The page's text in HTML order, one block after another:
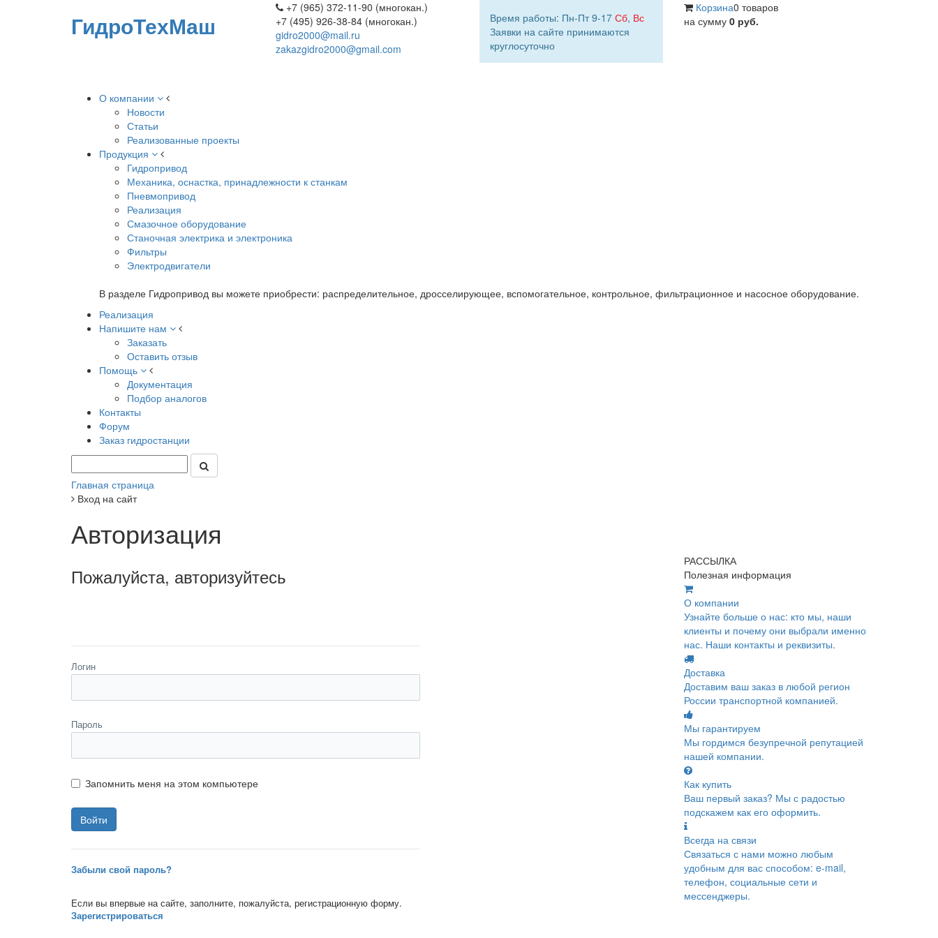
ГидроТехМаш
+7 (965) 372-11-90 (многокан.)
+7 (495) 926-38-84 (многокан.)
gidro2000@mail.ru
zakazgidro2000@gmail.com
Время работы: Пн-Пт 9-17 Сб, Вс
Заявки на сайте принимаются
круглосуточно
Корзина0 товаров
на сумму 0 руб.
О компании
Новости
Статьи
Реализованные проекты
Продукция
Гидропривод
Механика, оснастка, принадлежности к станкам
Пневмопривод
Реализация
Смазочное оборудование
Станочная электрика и электроника
Фильтры
Электродвигатели
В разделе Гидропривод вы можете приобрести: распределительное, дросселирующее, вспомогательное, контрольное, фильтрационное и насосное оборудование.
Реализация
Напишите нам
Заказать
Оставить отзыв
Помощь
Документация
Подбор аналогов
Контакты
Форум
Заказ гидростанции
Главная страница
Вход на сайт
Авторизация
Пожалуйста, авторизуйтесь
Логин
Пароль
Запомнить меня на этом компьютере
Забыли свой пароль?
Если вы впервые на сайте, заполните, пожалуйста, регистрационную форму.
Зарегистрироваться
РАССЫЛКА
Полезная информация
О компании
Узнайте больше о нас: кто мы, наши
клиенты и почему они выбрали именно
нас. Наши контакты и реквизиты.
Доставка
Доставим ваш заказ в любой регион
России транспортной компанией.
Мы гарантируем
Мы гордимся безупречной репутацией
нашей компании.
Как купить
Ваш первый заказ? Мы с радостью
подскажем как его оформить.
Всегда на связи
Связаться с нами можно любым
удобным для вас способом: e-mail,
телефон, социальные сети и
мессенджеры.